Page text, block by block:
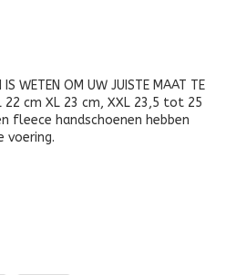
IS WETEN OM UW JUISTE MAAT TE
22 cm XL 23 cm, XXL 23,5 tot 25
fleece handschoenen hebben
voering.